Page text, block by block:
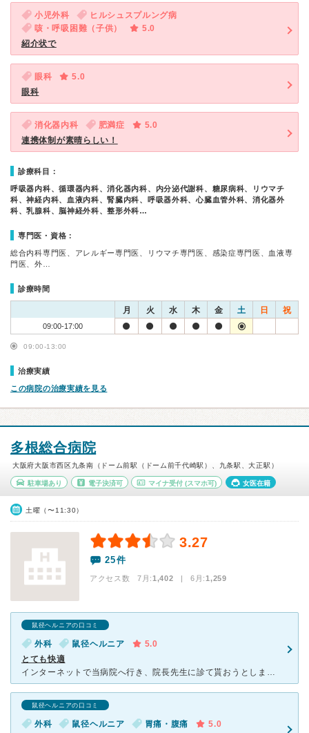
小児外科
ヒルシュスプルング病
咳・呼吸困難（子供）
5.0
紹介状で
眼科
5.0
眼科
消化器内科 肥満症
5.0
連携体制が素晴らしい！
診療科目：
呼吸器内科、循環器内科、消化器内科、内分泌代謝科、糖尿病科、リウマチ
科、神経内科、血液内科、腎臓内科、呼吸器外科、心臓血管外科、消化器外
科、乳腺科、脳神経外科、整形外科…
専門医・資格：
総合内科専門医、アレルギー専門医、リウマチ専門医、感染症専門医、血液専
門医、外…
診療時間
月 火 水 木 金 土 日 祝
09:00-17:00
09:00-13:00
治療実績
この病院の治療実績を見る
多根総合病院
大阪府大阪市西区九条南（ドーム前駅（ドーム前千代崎駅）、九条駅、大正駅）
駐車場あり 電子決済可 マイナ受付 (スマホ可) 女医在籍
土曜（〜11:30）
3.27
25件
アクセス数 7月:1,402 | 6月:1,259
鼠径ヘルニアの口コミ
外科 鼠径ヘルニア
5.0
とても快適
インターネットで当病院へ行き、院長先生に診て貰おうとしましたが副院長先生でした。触診で直ぐに鼠径ヘルニアと診断され、明日手術の空きがありますが如何ですか？と言われ戸惑いましたが「私に任せてください」と
鼠径ヘルニアの口コミ
外科 鼠径ヘルニア 胃痛・腹痛
5.0